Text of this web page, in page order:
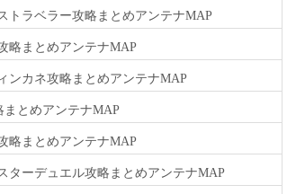
トラベラー攻略まとめアンテナMAP
略まとめアンテナMAP
ンカネ攻略まとめアンテナMAP
とめアンテナMAP
略まとめアンテナMAP
ターデュエル攻略まとめアンテナMAP